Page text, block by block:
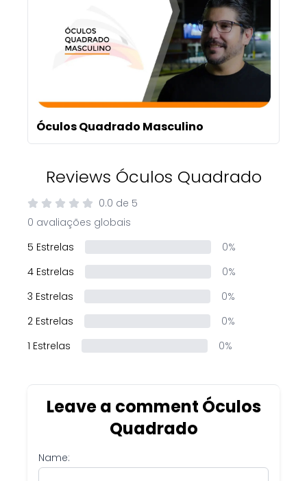
Óculos Quadrado Masculino
Reviews Óculos Quadrado
0.0 de 5
0 avaliações globais
5 Estrelas
0%
4 Estrelas
0%
3 Estrelas
0%
2 Estrelas
0%
1 Estrelas
0%
Leave a comment Óculos
Quadrado
Name: